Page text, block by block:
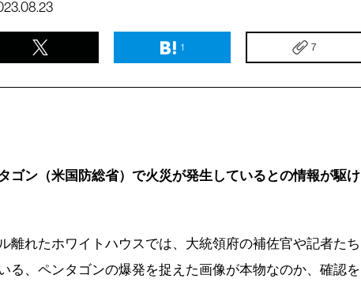
1 7
ゴン（米国防総省）で火災が発生しているとの情報が駆け
離れたホワイトハウスでは、大統領府の補佐官や記者たち
る、ペンタゴンの爆発を捉えた画像が本物なのか、確認を